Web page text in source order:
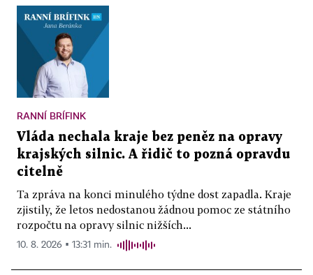
RANNÍ BRÍFINK
Vláda nechala kraje bez peněz na opravy
krajských silnic. A řidič to pozná opravdu
citelně
Ta zpráva na konci minulého týdne dost zapadla. Kraje
zjistily, že letos nedostanou žádnou pomoc ze státního
rozpočtu na opravy silnic nižších...
10. 8. 2026 ▪ 13:31 min.